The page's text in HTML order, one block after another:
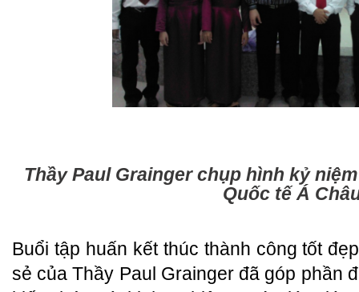
Thầy Paul Grainger chụp hình kỷ
Quốc tế Á
Buổi tập huấn kết thúc thành công tốt
sẻ của Thầy Paul Grainger đã góp phần